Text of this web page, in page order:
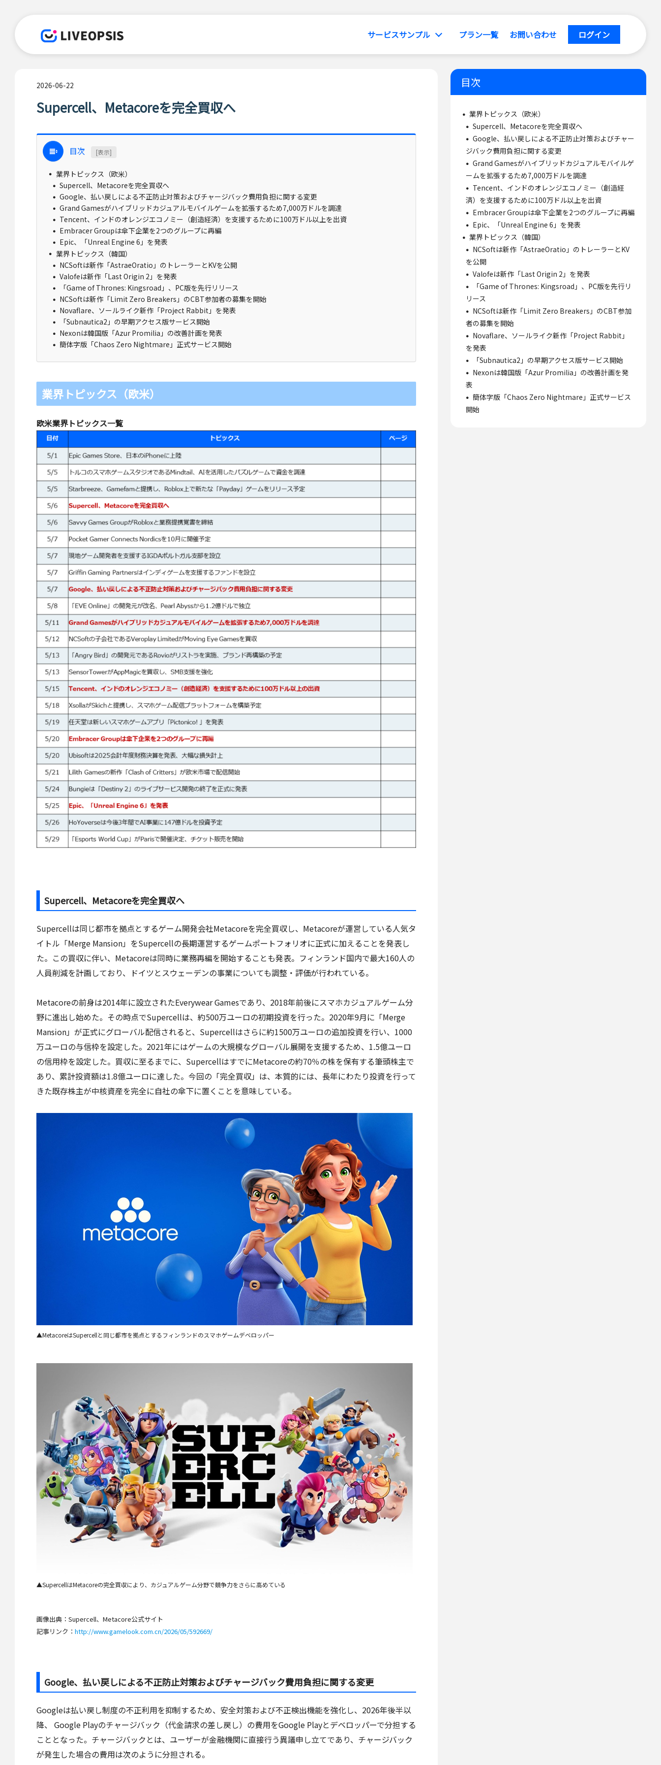
サービスサンプル プラン一覧 お問い合わせ ログイン
2026-06-22
Supercell、Metacoreを完全買収へ
目次 [表示]
業界トピックス（欧米）
Supercell、Metacoreを完全買収へ
Google、払い戻しによる不正防止対策およびチャージバック費用負担に関する変更
Grand Gamesがハイブリッドカジュアルモバイルゲームを拡張するため7,000万ドルを調達
Tencent、インドのオレンジエコノミー（創造経済）を支援するために100万ドル以上を出資
Embracer Groupは傘下企業を2つのグループに再編
Epic、「Unreal Engine 6」を発表
業界トピックス（韓国）
NCSoftは新作「AstraeOratio」のトレーラーとKVを公開
Valofeは新作「Last Origin 2」を発表
「Game of Thrones: Kingsroad」、PC版を先行リリース
NCSoftは新作「Limit Zero Breakers」のCBT参加者の募集を開始
Novaflare、ソールライク新作「Project Rabbit」を発表
「Subnautica2」の早期アクセス版サービス開始
Nexonは韓国版「Azur Promilia」の改善計画を発表
簡体字版「Chaos Zero Nightmare」正式サービス開始
業界トピックス（欧米）
欧米業界トピックス一覧
Supercell、Metacoreを完全買収へ
Supercellは同じ都市を拠点とするゲーム開発会社Metacoreを完全買収し、Metacoreが運営している人気タ
イトル「Merge Mansion」をSupercellの長期運営するゲームポートフォリオに正式に加えることを発表し
た。この買収に伴い、Metacoreは同時に業務再編を開始することも発表。フィンランド国内で最大160人の
人員削減を計画しており、ドイツとスウェーデンの事業についても調整・評価が行われている。
Metacoreの前身は2014年に設立されたEverywear Gamesであり、2018年前後にスマホカジュアルゲーム分
野に進出し始めた。その時点でSupercellは、約500万ユーロの初期投資を行った。2020年9月に「Merge
Mansion」が正式にグローバル配信されると、Supercellはさらに約1500万ユーロの追加投資を行い、1000
万ユーロの与信枠を設定した。2021年にはゲームの大規模なグローバル展開を支援するため、1.5億ユーロ
の信用枠を設定した。買収に至るまでに、SupercellはすでにMetacoreの約70％の株を保有する筆頭株主で
あり、累計投資額は1.8億ユーロに達した。今回の「完全買収」は、本質的には、長年にわたり投資を行って
きた既存株主が中核資産を完全に自社の傘下に置くことを意味している。
▲MetacoreはSupercellと同じ都市を拠点とするフィンランドのスマホゲームデベロッパー
▲SupercellはMetacoreの完全買収により、カジュアルゲーム分野で競争力をさらに高めている
画像出典：Supercell、Metacore公式サイト
記事リンク：http://www.gamelook.com.cn/2026/05/592669/
Google、払い戻しによる不正防止対策およびチャージバック費用負担に関する変更
Googleは払い戻し制度の不正利用を抑制するため、安全対策および不正検出機能を強化し、2026年後半以
降、 Google Playのチャージバック（代金請求の差し戻し）の費用をGoogle Playとデベロッパーで分担する
こととなった。チャージバックとは、ユーザーが金融機関に直接行う異議申し立てであり、チャージバック
が発生した場合の費用は次のように分担される。
目次
業界トピックス（欧米）
Supercell、Metacoreを完全買収へ
Google、払い戻しによる不正防止対策およびチャー
ジバック費用負担に関する変更
Grand Gamesがハイブリッドカジュアルモバイルゲ
ームを拡張するため7,000万ドルを調達
Tencent、インドのオレンジエコノミー（創造経
済）を支援するために100万ドル以上を出資
Embracer Groupは傘下企業を2つのグループに再編
Epic、「Unreal Engine 6」を発表
業界トピックス（韓国）
NCSoftは新作「AstraeOratio」のトレーラーとKV
を公開
Valofeは新作「Last Origin 2」を発表
「Game of Thrones: Kingsroad」、PC版を先行リ
リース
NCSoftは新作「Limit Zero Breakers」のCBT参加
者の募集を開始
Novaflare、ソールライク新作「Project Rabbit」
を発表
「Subnautica2」の早期アクセス版サービス開始
Nexonは韓国版「Azur Promilia」の改善計画を発
表
簡体字版「Chaos Zero Nightmare」正式サービス
開始